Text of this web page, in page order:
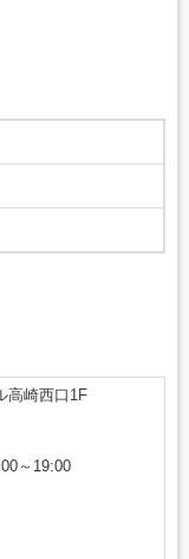
高崎西口1F
～19:00